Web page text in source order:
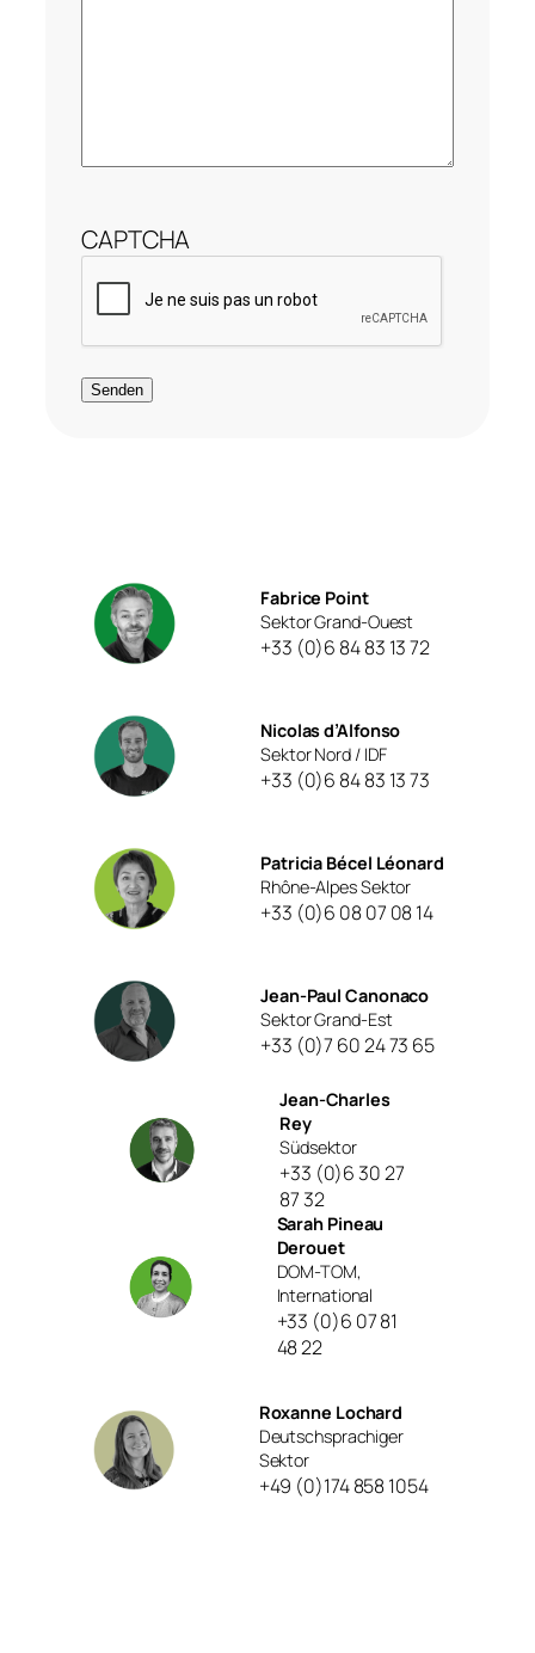
CAPTCHA
Senden
Fabrice Point
Sektor Grand-Ouest
+33 (0)6 84 83 13 72
Nicolas d’Alfonso
Sektor Nord / IDF
+33 (0)6 84 83 13 73
Patricia Bécel Léonard
Rhône-Alpes Sektor
+33 (0)6 08 07 08 14
Jean-Paul Canonaco
Sektor Grand-Est
+33 (0)7 60 24 73 65
Jean-Charles
Rey
Südsektor
+33 (0)6 30 27
87 32
Sarah Pineau
Derouet
DOM-TOM,
International
+33 (0)6 07 81
48 22
Roxanne Lochard
Deutschsprachiger
Sektor
+49 (0)174 858 1054